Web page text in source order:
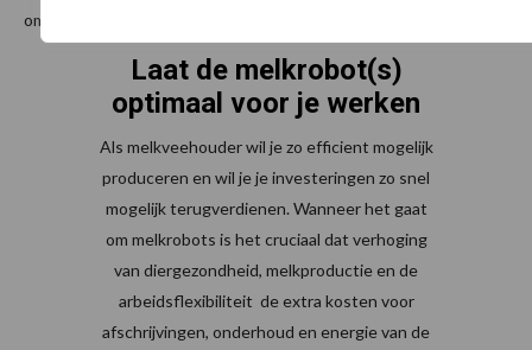
omdat ook de situatie op het robotbedrijf continu verandert.
Laat de melkrobot(s)
optimaal voor je werken
Als melkveehouder wil je zo efficient mogelijk
produceren en wil je je investeringen zo snel
mogelijk terugverdienen. Wanneer het gaat
om melkrobots is het cruciaal dat verhoging
van diergezondheid, melkproductie en de
arbeidsflexibiliteit de extra kosten voor
afschrijvingen, onderhoud en energie van de